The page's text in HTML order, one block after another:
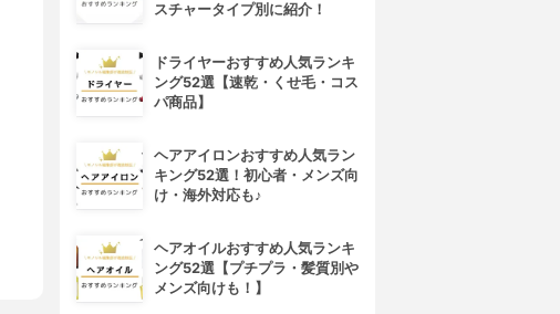
スチャータイプ別に紹介！
ドライヤーおすすめ人気ランキ
ング52選【速乾・くせ毛・コス
パ商品】
ヘアアイロンおすすめ人気ラン
キング52選！初心者・メンズ向
け・海外対応も♪
ヘアオイルおすすめ人気ランキ
ング52選【プチプラ・髪質別や
メンズ向けも！】